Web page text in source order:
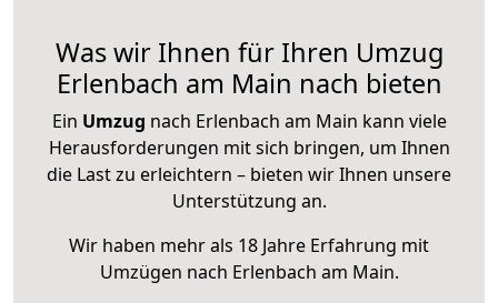
Was wir Ihnen für Ihren Umzug
Erlenbach am Main nach bieten
Ein Umzug nach Erlenbach am Main kann viele
Herausforderungen mit sich bringen, um Ihnen
die Last zu erleichtern – bieten wir Ihnen unsere
Unterstützung an.
Wir haben mehr als 18 Jahre Erfahrung mit
Umzügen nach Erlenbach am Main.